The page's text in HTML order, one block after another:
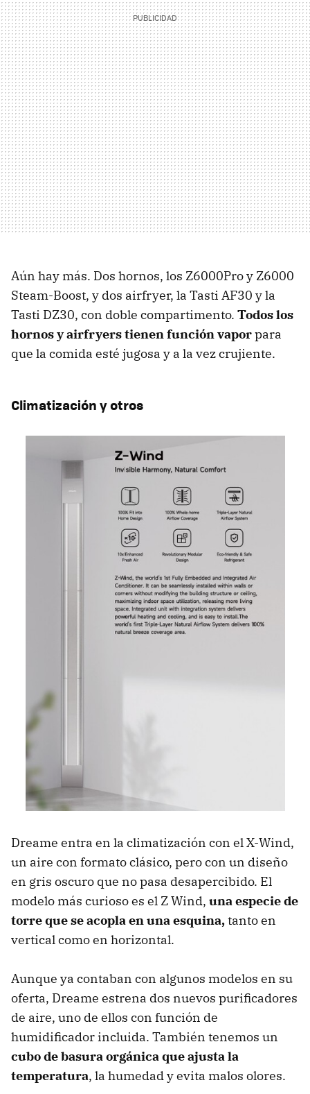
Aún hay más. Dos hornos, los Z6000Pro y Z6000
Steam-Boost, y dos airfryer, la Tasti AF30 y la
Tasti DZ30, con doble compartimento. Todos los
hornos y airfryers tienen función vaporpara
que la comida esté jugosa y a la vez crujiente.
Climatización y otros
Dreame entra en la climatización con el X-Wind,
un aire con formato clásico, pero con un diseño
en gris oscuro que no pasa desapercibido. El
modelo más curioso es el Z Wind, una especie de
torre que se acopla en una esquina,tanto en
vertical como en horizontal.
Aunque ya contaban con algunos modelos en su
oferta, Dreame estrena dos nuevos purificadores
de aire, uno de ellos con función de
humidificador incluida. También tenemos un
cubo de basura orgánica que ajusta la
temperatura, la humedad y evita malos olores.